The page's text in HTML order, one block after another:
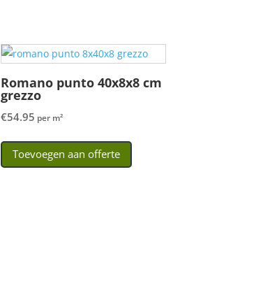
Romano punto 40x8x8 cm
grezzo
€54.95 per m²
Toevoegen aan offerte